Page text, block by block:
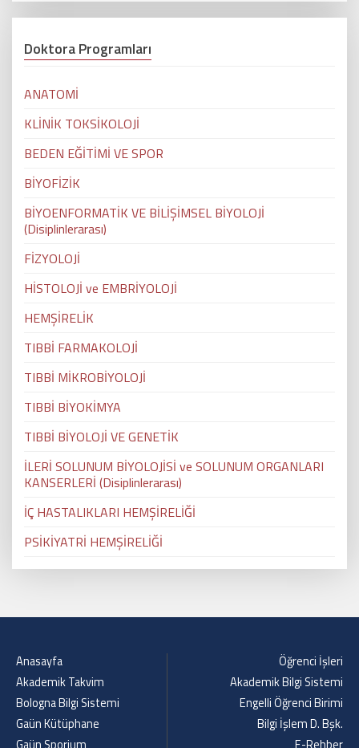
Doktora Programları
ANATOMİ
KLİNİK TOKSİKOLOJİ
BEDEN EĞİTİMİ VE SPOR
BİYOFİZİK
BİYOENFORMATİK VE BİLİŞİMSEL BİYOLOJİ
(Disiplinlerarası)
FİZYOLOJİ
HİSTOLOJİ ve EMBRİYOLOJİ
HEMŞİRELİK
TIBBİ FARMAKOLOJİ
TIBBİ MİKROBİYOLOJİ
TIBBİ BİYOKİMYA
TIBBİ BİYOLOJİ VE GENETİK
İLERİ SOLUNUM BİYOLOJİSİ ve SOLUNUM ORGANLARI
KANSERLERİ (Disiplinlerarası)
İÇ HASTALIKLARI HEMŞİRELİĞİ
PSİKİYATRİ HEMŞİRELİĞİ
Anasayfa
Akademik Takvim
Bologna Bilgi Sistemi
Gaün Kütüphane
Öğrenci İşleri
Akademik Bilgi Sistemi
Engelli Öğrenci Birimi
Bilgi İşlem D. Bşk.